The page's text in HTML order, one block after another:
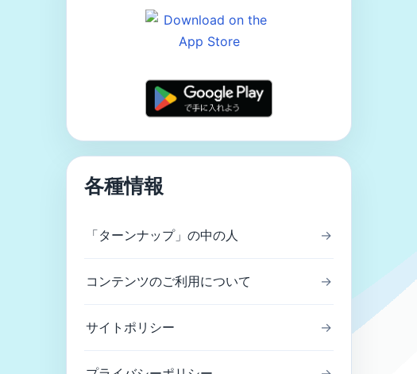
各種情報
「ターンナップ」の中の人 →
コンテンツのご利用について →
サイトポリシー →